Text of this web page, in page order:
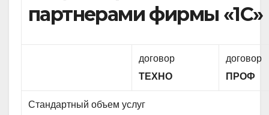
партнерами фирмы «1С»
договор
ТЕХНО
договор
ПРОФ
Стандартный объем услуг